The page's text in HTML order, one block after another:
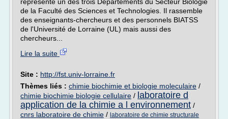
de la Faculté des Sciences et Technologies. Il rassemble
des enseignants-chercheurs et des personnels BIATSS
de l'Université de Lorraine (UL) mais aussi des
chercheurs...
Lire la suite
Site : http://fst.univ-lorraine.fr
Thèmes liés : chimie biochimie et biologie moleculaire /
chimie biochimie biologie cellulaire / laboratoire d
application de la chimie a l environnement /
cnrs laboratoire de chimie / laboratoire de chimie structurale